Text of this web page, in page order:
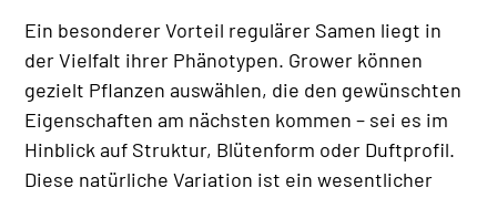
Ein besonderer Vorteil regulärer Samen liegt in
der Vielfalt ihrer Phänotypen. Grower können
gezielt Pflanzen auswählen, die den gewünschten
Eigenschaften am nächsten kommen – sei es im
Hinblick auf Struktur, Blütenform oder Duftprofil.
Diese natürliche Variation ist ein wesentlicher